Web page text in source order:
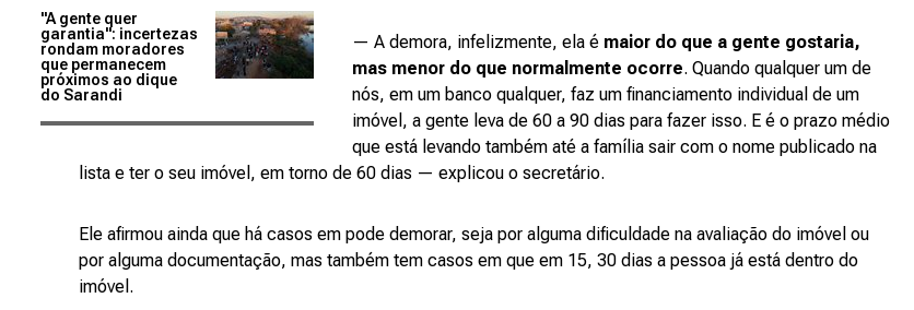
"A gente quer
garantia": incertezas
rondam moradores
que permanecem
próximos ao dique
do Sarandi
— A demora, infelizmente, ela é maior do que a gente gostaria,
mas menor do que normalmente ocorre. Quando qualquer um de
nós, em um banco qualquer, faz um financiamento individual de um
imóvel, a gente leva de 60 a 90 dias para fazer isso. E é o prazo médio
que está levando também até a família sair com o nome publicado na
lista e ter o seu imóvel, em torno de 60 dias — explicou o secretário.
Ele afirmou ainda que há casos em pode demorar, seja por alguma dificuldade na avaliação do imóvel ou
por alguma documentação, mas também tem casos em que em 15, 30 dias a pessoa já está dentro do
imóvel.